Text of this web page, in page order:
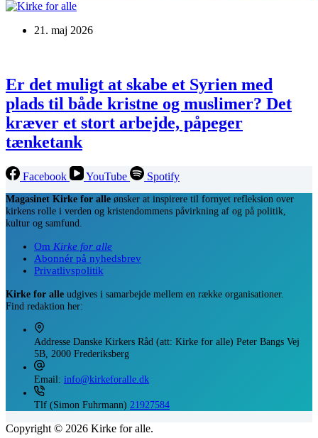
21. maj 2026
Er det muligt at skabe et Syrien med
plads til både kristne og muslimer? Det
kræver et stort arbejde, påpeger
tænketank
Facebook YouTube Spotify
Magasinet Kirke for alle ønsker at inspirere til fornyet refleksion over
kirkens rolle i verden og kristendommens påvirkning af og på politik,
kultur og samfund.
Om Kirke for alle
Abonnér på nyhedsbrev
Privatlivspolitik
Kirke for alle udgives i samarbejde mellem en række organisationer.
Find redaktion her:
Addresse Danske Kirkers Råd (att: Kirke for alle) Peter Bangs Vej
5B, 2000 Frederiksberg
Email: info@kirkeforalle.dk
Tlf (Simon Fuhrmann) 21927584
Copyright © 2026 Kirke for alle.